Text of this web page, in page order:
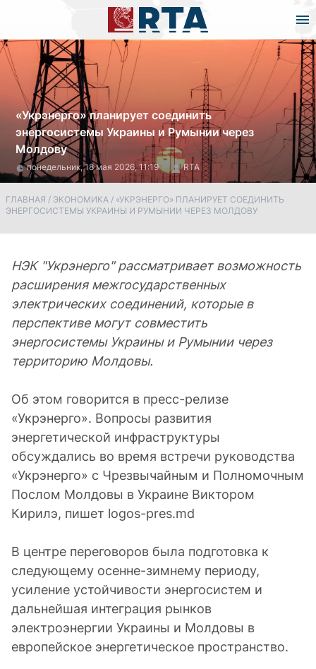
«Укрэнерго» планирует соединить
энергосистемы Украины и Румынии через
Молдову
понедельник, 18 мая 2026, 11:19 RTA
ГЛАВНАЯ / ЭКОНОМИКА / «УКРЭНЕРГО» ПЛАНИРУЕТ СОЕДИНИТЬ
ЭНЕРГОСИСТЕМЫ УКРАИНЫ И РУМЫНИИ ЧЕРЕЗ МОЛДОВУ
НЭК "Укрэнерго" рассматривает возможность
расширения межгосударственных
электрических соединений, которые в
перспективе могут совместить
энергосистемы Украины и Румынии через
территорию Молдовы.
Об этом говорится в пресс-релизе
«Укрэнерго». Вопросы развития
энергетической инфраструктуры
обсуждались во время встречи руководства
«Укрэнерго» с Чрезвычайным и Полномочным
Послом Молдовы в Украине Виктором
Кирилэ, пишет logos-pres.md
В центре переговоров была подготовка к
следующему осенне-зимнему периоду,
усиление устойчивости энергосистем и
дальнейшая интеграция рынков
электроэнергии Украины и Молдовы в
европейское энергетическое пространство.